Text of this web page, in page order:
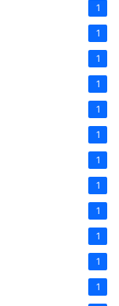
1
1
1
1
1
1
1
1
1
1
1
1